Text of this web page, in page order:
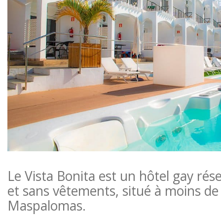
Le Vista Bonita est un hôtel gay
et sans vêtements, situé à moins
Maspalomas.